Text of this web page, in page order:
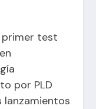
primer test
por PLD
lanzamientos